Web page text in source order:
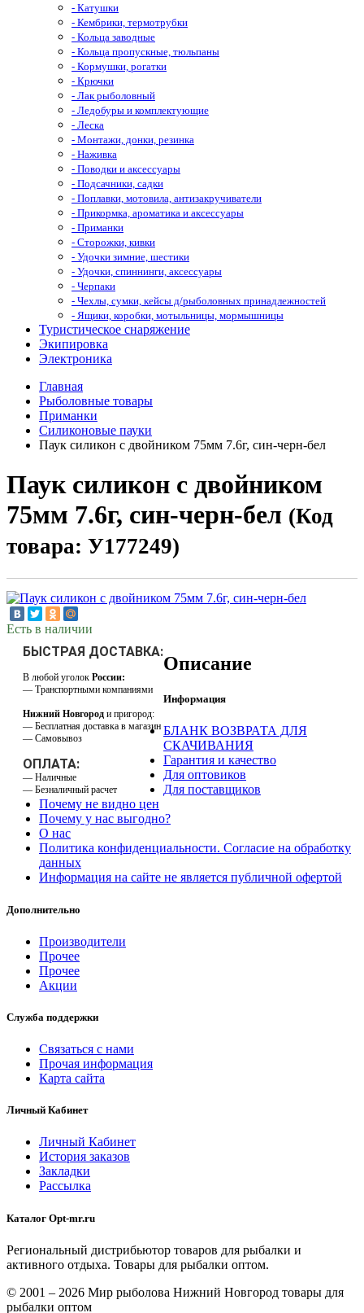
- Катушки
- Кембрики, термотрубки
- Кольца заводные
- Кольца пропускные, тюльпаны
- Кормушки, рогатки
- Крючки
- Лак рыболовный
- Ледобуры и комплектующие
- Леска
- Монтажи, донки, резинка
- Наживка
- Поводки и аксессуары
- Подсачники, садки
- Поплавки, мотовила, антизакручиватели
- Прикормка, ароматика и аксессуары
- Приманки
- Сторожки, кивки
- Удочки зимние, шестики
- Удочки, спиннинги, аксессуары
- Черпаки
- Чехлы, сумки, кейсы д/рыболовных принадлежностей
- Ящики, коробки, мотыльницы, мормышницы
Туристическое снаряжение
Экипировка
Электроника
Главная
Рыболовные товары
Приманки
Силиконовые пауки
Паук силикон с двойником 75мм 7.6г, син-черн-бел
Паук силикон с двойником
75мм 7.6г, син-черн-бел (Код
товара: У177249)
Есть в наличии
БЫСТРАЯ ДОСТАВКА:
В любой уголок России:
— Транспортными компаниями
Нижний Новгород и пригород:
— Бесплатная доставка в магазин
— Самовывоз
ОПЛАТА:
— Наличные
— Безналичный расчет
Описание
Информация
БЛАНК ВОЗВРАТА ДЛЯ
СКАЧИВАНИЯ
Гарантия и качество
Для оптовиков
Для поставщиков
Почему не видно цен
Почему у нас выгодно?
О нас
Политика конфиденциальности. Согласие на обработку
данных
Информация на сайте не является публичной офертой
Дополнительно
Производители
Прочее
Прочее
Акции
Служба поддержки
Связаться с нами
Прочая информация
Карта сайта
Личный Кабинет
Личный Кабинет
История заказов
Закладки
Рассылка
Каталог Opt-mr.ru
Региональный дистрибьютор товаров для рыбалки и
активного отдыха. Товары для рыбалки оптом.
© 2001 – 2026 Мир рыболова Нижний Новгород товары для
рыбалки оптом